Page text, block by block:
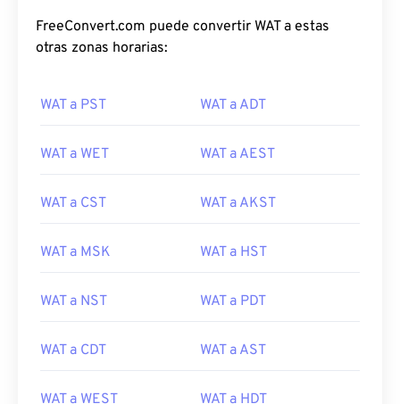
FreeConvert.com puede convertir WAT a estas
otras zonas horarias:
WAT a PST WAT a ADT
WAT a WET WAT a AEST
WAT a CST WAT a AKST
WAT a MSK WAT a HST
WAT a NST WAT a PDT
WAT a CDT WAT a AST
WAT a WEST WAT a HDT